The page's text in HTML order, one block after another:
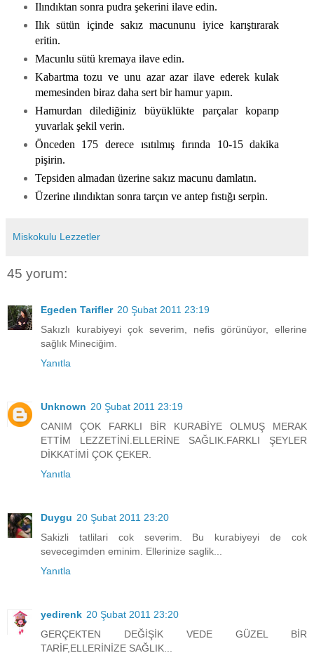
Ilındıktan sonra pudra şekerini ilave edin.
Ilık sütün içinde sakız macununu iyice karıştırarak
eritin.
Macunlu sütü kremaya ilave edin.
Kabartma tozu ve unu azar azar ilave ederek kulak
memesinden biraz daha sert bir hamur yapın.
Hamurdan dilediğiniz büyüklükte parçalar koparıp
yuvarlak şekil verin.
Önceden 175 derece ısıtılmış fırında 10-15 dakika
pişirin.
Tepsiden almadan üzerine sakız macunu damlatın.
Üzerine ılındıktan sonra tarçın ve antep fıstığı serpin.
Miskokulu Lezzetler
45 yorum:
Egeden Tarifler 20 Şubat 2011 23:19
Sakızlı kurabiyeyi çok severim, nefis görünüyor, ellerine
sağlık Mineciğim.
Yanıtla
Unknown 20 Şubat 2011 23:19
CANIM ÇOK FARKLI BİR KURABİYE OLMUŞ MERAK
ETTİM LEZZETİNİ.ELLERİNE SAĞLIK.FARKLI ŞEYLER
DİKKATİMİ ÇOK ÇEKER.
Yanıtla
Duygu 20 Şubat 2011 23:20
Sakizli tatlilari cok severim. Bu kurabiyeyi de cok
sevecegimden eminim. Ellerinize saglik...
Yanıtla
yedirenk 20 Şubat 2011 23:20
GERÇEKTEN DEĞİŞİK VEDE GÜZEL BİR
TARİF,ELLERİNİZE SAĞLIK...